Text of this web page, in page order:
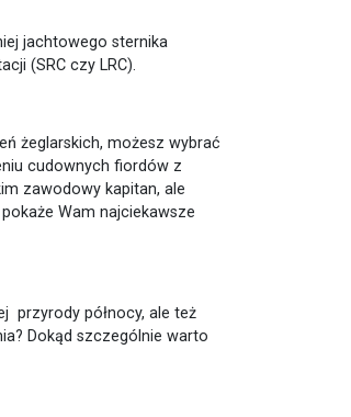
jachtowego sternika
(SRC czy LRC).
żeglarskich, możesz wybrać
cudownych fiordów z
zawodowy kapitan, ale
Wam najciekawsze
przyrody północy, ale też
Dokąd szczególnie warto